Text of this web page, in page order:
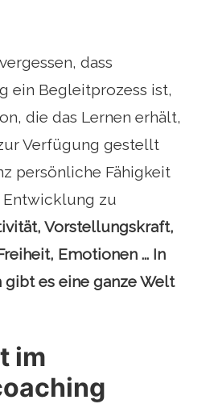
dass
ein Begleitprozess ist,
die das Lernen erhält,
Verfügung gestellt
persönliche Fähigkeit
zu
Vorstellungskraft,
Emotionen ... In
gibt es eine ganze Welt
im